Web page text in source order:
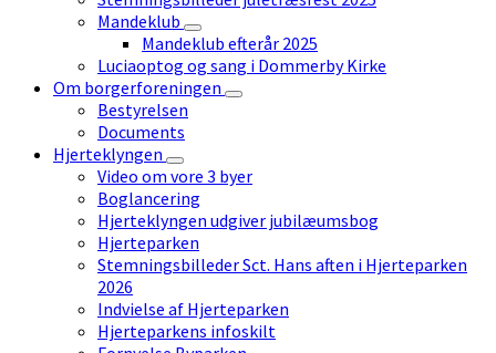
Mandeklub
Mandeklub efterår 2025
Luciaoptog og sang i Dommerby Kirke
Om borgerforeningen
Bestyrelsen
Documents
Hjerteklyngen
Video om vore 3 byer
Boglancering
Hjerteklyngen udgiver jubilæumsbog
Hjerteparken
Stemningsbilleder Sct. Hans aften i Hjerteparken
2026
Indvielse af Hjerteparken
Hjerteparkens infoskilt